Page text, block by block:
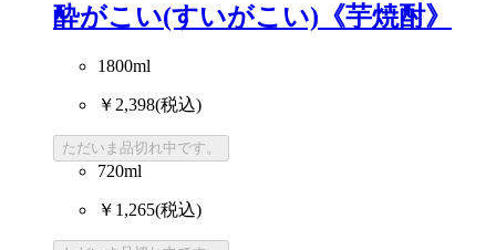
酔がこい(すいがこい)《芋焼酎》
1800ml
￥2,398(税込)
ただいま品切れ中です。
720ml
￥1,265(税込)